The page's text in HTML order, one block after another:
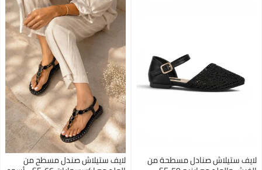
لايف ستيلاش صنادل مسطحة من لايف ستيلاش صندل مسطح من